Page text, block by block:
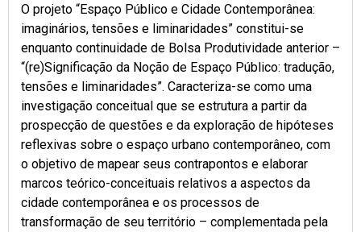
O projeto “Espaço Público e Cidade Contemporânea:
imaginários, tensões e liminaridades” constitui-se
enquanto continuidade de Bolsa Produtividade anterior –
“(re)Significação da Noção de Espaço Público: tradução,
tensões e liminaridades”. Caracteriza-se como uma
investigação conceitual que se estrutura a partir da
prospecção de questões e da exploração de hipóteses
reflexivas sobre o espaço urbano contemporâneo, com
o objetivo de mapear seus contrapontos e elaborar
marcos teórico-conceituais relativos a aspectos da
cidade contemporânea e os processos de
transformação de seu território – complementada pela